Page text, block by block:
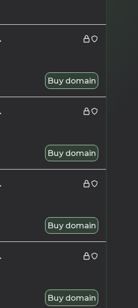
Buy domain
Buy domain
Buy domain
Buy domain